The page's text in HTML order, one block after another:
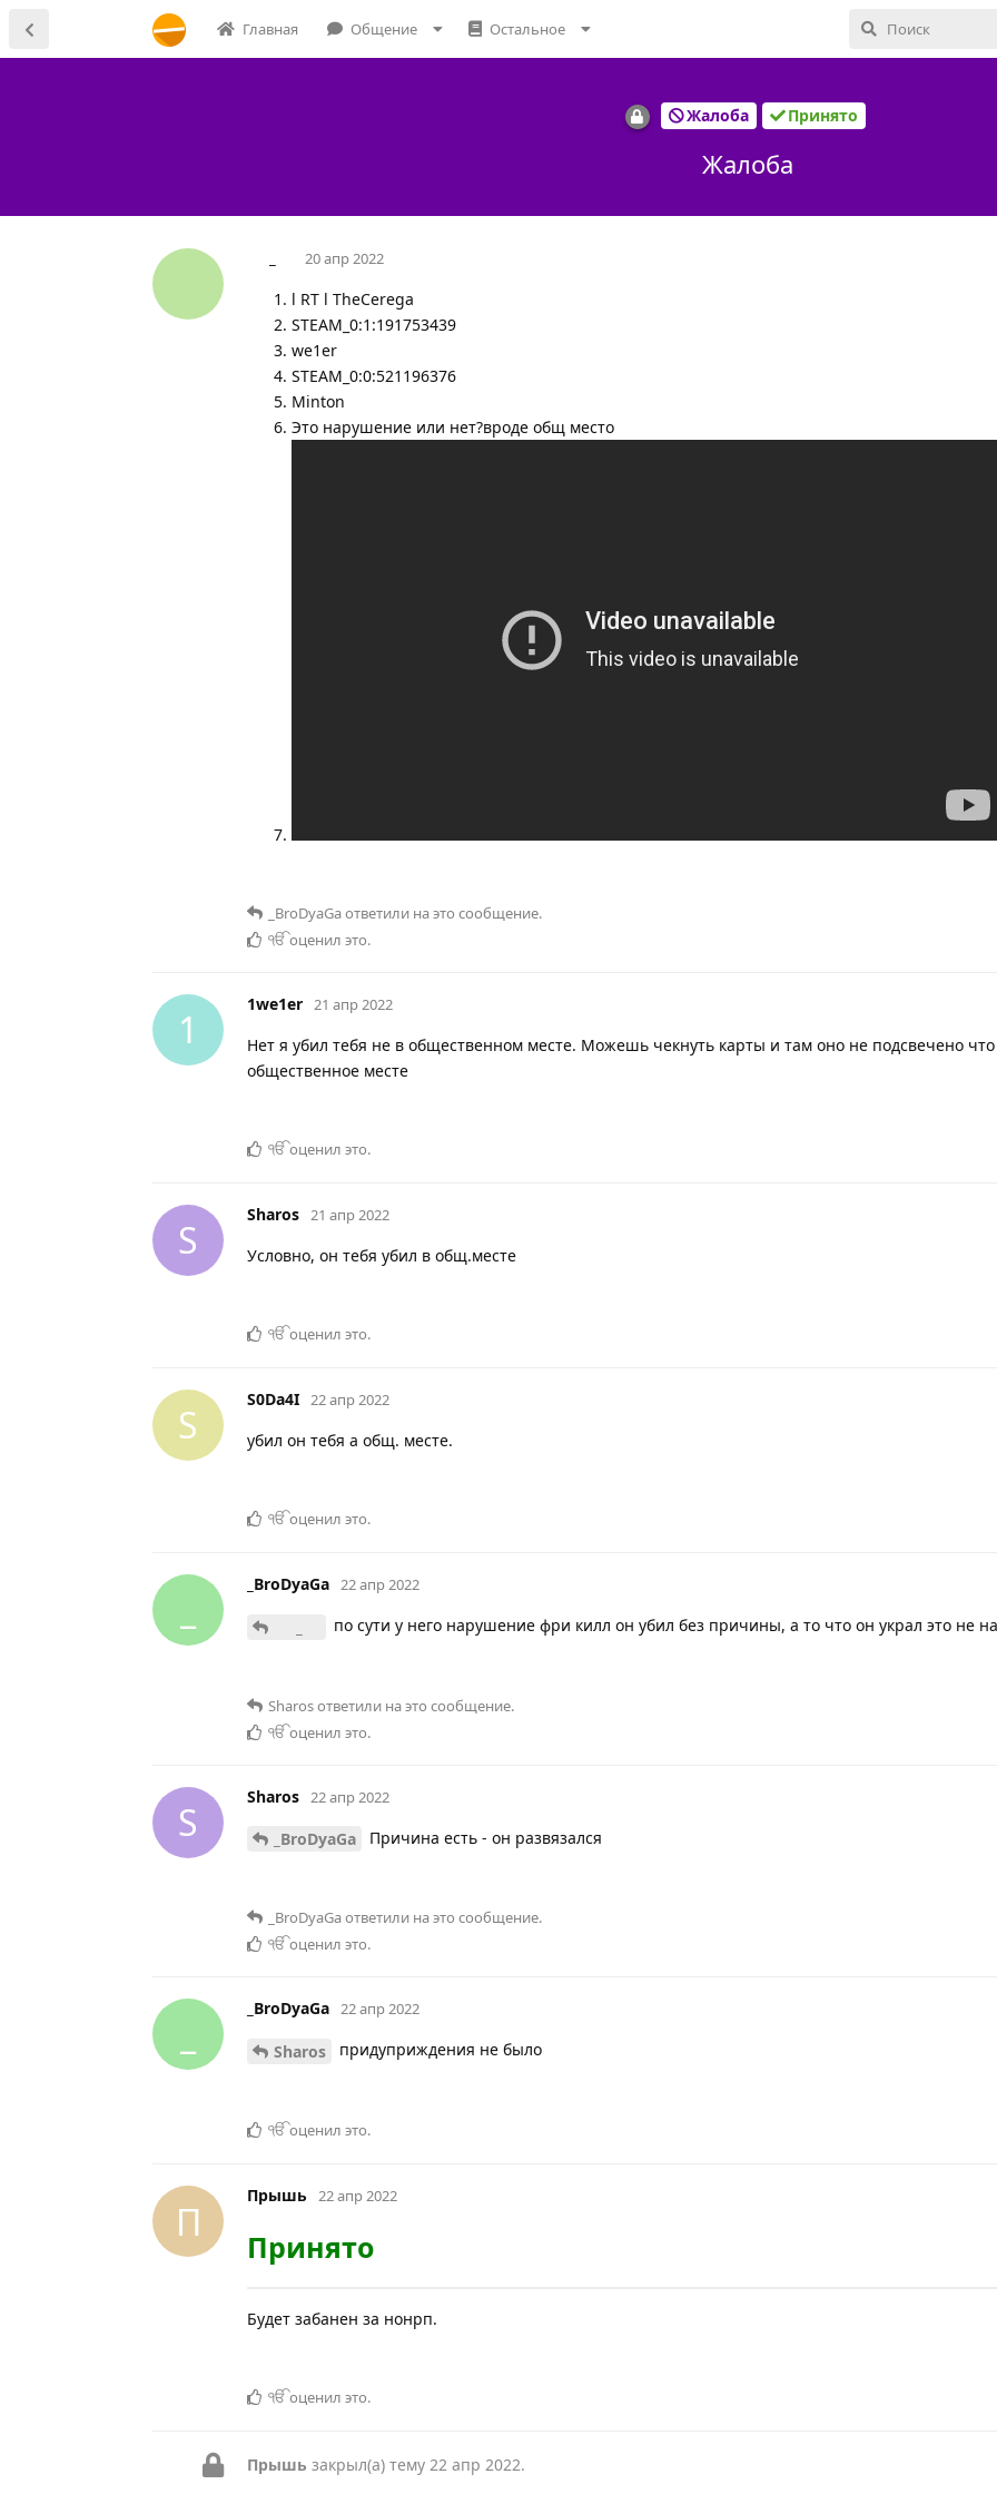
Главная Общение Остальное
Жалоба Принято
Жалоба
20 апр 2022
l RT l TheCerega
STEAM_0:1:191753439
we1er
STEAM_0:0:521196376
Minton
Это нарушение или нет?вроде общ место
_BroDyaGaответили на это сообщение.
ੴоценил это.
1
1we1er 21 апр 2022
Нет я убил тебя не в общественном месте. Можешь чекнуть карты и там оно не подсвечено что
общественное месте
ੴоценил это.
S
Sharos 21 апр 2022
Условно, он тебя убил в общ.месте
ੴоценил это.
S
S0Da4I 22 апр 2022
убил он тебя а общ. месте.
ੴоценил это.
_BroDyaGa 22 апр 2022
по сути у него нарушение фри килл он убил без причины, а то что он украл это не
Sharosответили на это сообщение.
ੴоценил это.
S
Sharos 22 апр 2022
_BroDyaGa Причина есть - он развязался
_BroDyaGaответили на это сообщение.
ੴоценил это.
_BroDyaGa 22 апр 2022
Sharos придуприждения не было
ੴоценил это.
П
Прышь 22 апр 2022
Принято
Будет забанен за нонрп.
ੴоценил это.
Прышь закрыл(а) тему 22 апр 2022.